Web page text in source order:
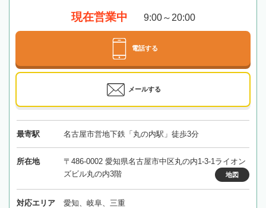
現在営業中 9:00～20:00
電話する
メールする
最寄駅 名古屋市営地下鉄「丸の内駅」徒歩3分
所在地
〒486-0002 愛知県名古屋市中区丸の内1-3-1ライオン
ズビル丸の内3階
地図
対応エリア 愛知、岐阜、三重